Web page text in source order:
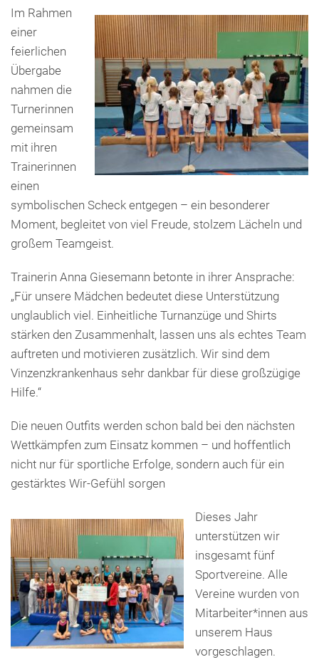
Im Rahmen
einer
feierlichen
Übergabe
nahmen die
Turnerinnen
gemeinsam
mit ihren
Trainerinnen
einen
symbolischen Scheck entgegen – ein besonderer
Moment, begleitet von viel Freude, stolzem Lächeln und
großem Teamgeist.
Trainerin Anna Giesemann betonte in ihrer Ansprache:
„Für unsere Mädchen bedeutet diese Unterstützung
unglaublich viel. Einheitliche Turnanzüge und Shirts
stärken den Zusammenhalt, lassen uns als echtes Team
auftreten und motivieren zusätzlich. Wir sind dem
Vinzenzkrankenhaus sehr dankbar für diese großzügige
Hilfe.“
Die neuen Outfits werden schon bald bei den nächsten
Wettkämpfen zum Einsatz kommen – und hoffentlich
nicht nur für sportliche Erfolge, sondern auch für ein
gestärktes Wir-Gefühl sorgen
Dieses Jahr
unterstützen wir
insgesamt fünf
Sportvereine. Alle
Vereine wurden von
Mitarbeiter*innen aus
unserem Haus
vorgeschlagen.